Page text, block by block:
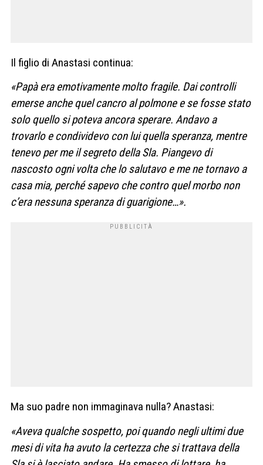
Il figlio di Anastasi continua:
«Papà era emotivamente molto fragile. Dai controlli
emerse anche quel cancro al polmone e se fosse stato
solo quello si poteva ancora sperare. Andavo a
trovarlo e condividevo con lui quella speranza, mentre
tenevo per me il segreto della Sla. Piangevo di
nascosto ogni volta che lo salutavo e me ne tornavo a
casa mia, perché sapevo che contro quelmorbo non
c’era nessuna speranza di guarigione…».
Ma suo padre non immaginava nulla? Anastasi:
«Aveva qualche sospetto, poi quando negli ultimi due
mesi di vita ha avuto la certezza che si trattava della